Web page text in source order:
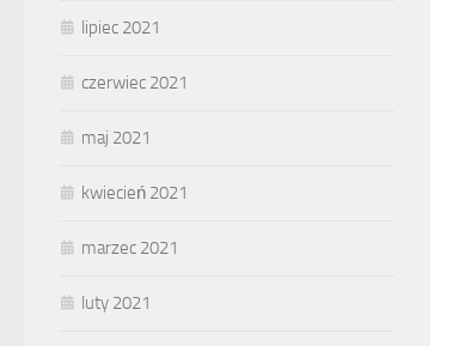
lipiec 2021
czerwiec 2021
maj 2021
kwiecień 2021
marzec 2021
luty 2021